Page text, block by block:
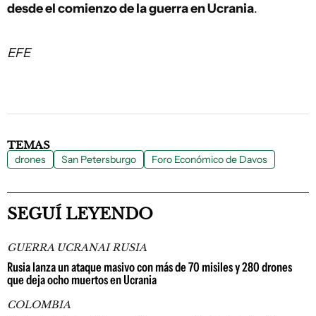
desde el comienzo de la guerra en Ucrania.
EFE
TEMAS
drones San Petersburgo Foro Económico de Davos
SEGUÍ LEYENDO
GUERRA UCRANAI RUSIA
Rusia lanza un ataque masivo con más de 70 misiles y 280 drones
que deja ocho muertos en Ucrania
COLOMBIA